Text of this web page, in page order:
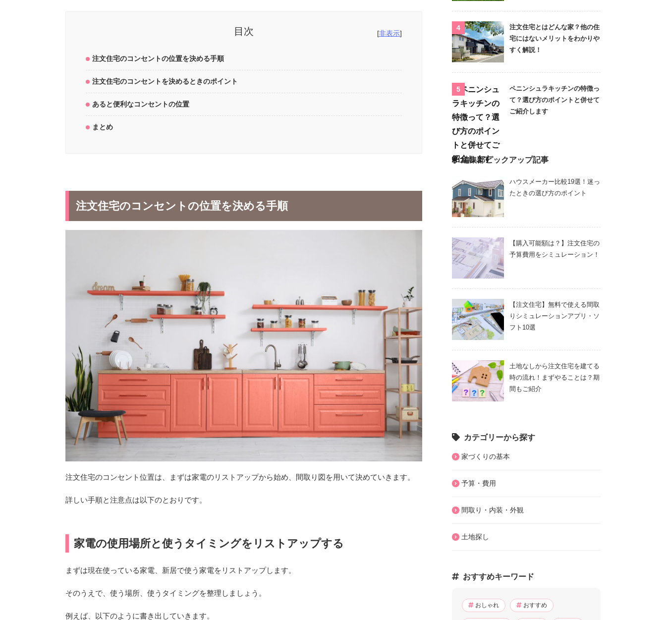
目次 [非表示]
注文住宅のコンセントの位置を決める手順
注文住宅のコンセントを決めるときのポイント
あると便利なコンセントの位置
まとめ
注文住宅のコンセントの位置を決める手順
注文住宅のコンセント位置は、まずは家電のリストアップから始め、間取り図を用いて決めていきます。
詳しい手順と注意点は以下のとおりです。
家電の使用場所と使うタイミングをリストアップする
まずは現在使っている家電、新居で使う家電をリストアップします。
そのうえで、使う場所、使うタイミングを整理しましょう。
例えば、以下のように書き出していきます。
注文住宅とはどんな家？他の住
宅にはないメリットをわかりや
すく解説！
ペニンシュラキッチンの特徴っ
て？選び方のポイントと併せて
ご紹介します
編集部ピックアップ記事
ハウスメーカー比較19選！迷っ
たときの選び方のポイント
【購入可能額は？】注文住宅の
予算費用をシミュレーション！
【注文住宅】無料で使える間取
りシミュレーションアプリ・ソ
フト10選
土地なしから注文住宅を建てる
時の流れ！まずやることは？期
間もご紹介
カテゴリーから探す
家づくりの基本
予算・費用
間取り・内装・外観
土地探し
おすすめキーワード
おしゃれ おすすめ